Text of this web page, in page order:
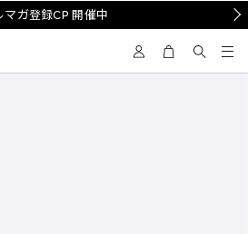
マガ登録CP 開催中